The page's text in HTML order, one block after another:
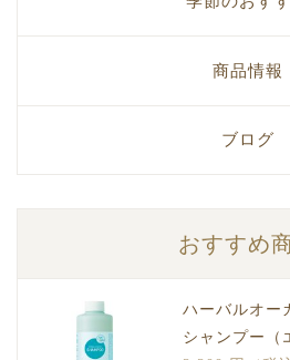
商品情報
ブログ
おすすめ
ハーバルオー
シャンプー（